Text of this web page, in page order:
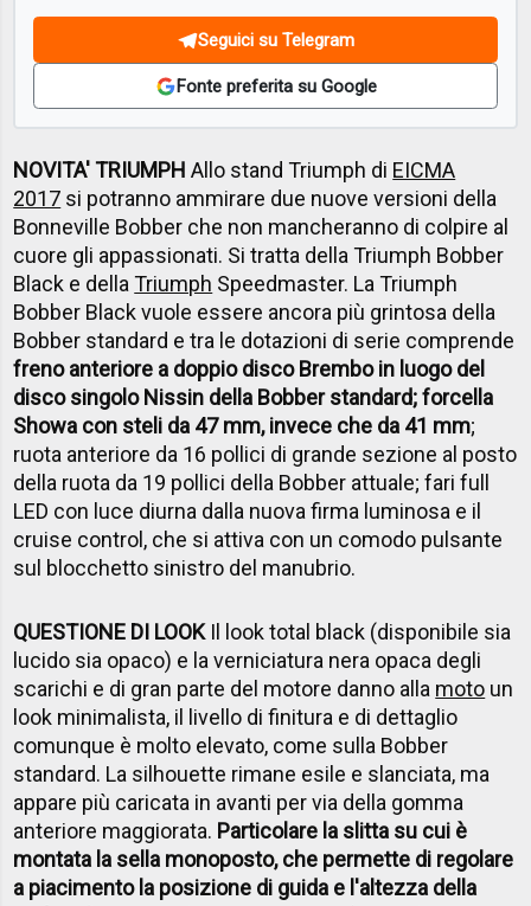
Seguici su Telegram
Fonte preferita su Google
NOVITA' TRIUMPH Allo stand Triumph di EICMA
2017 si potranno ammirare due nuove versioni della
Bonneville Bobber che non mancheranno di colpire al
cuore gli appassionati. Si tratta della Triumph Bobber
Black e dellaTriumph Speedmaster. La Triumph
Bobber Black vuole essere ancora più grintosa della
Bobber standard e tra le dotazioni di serie comprende
freno anteriore a doppio disco Brembo in luogo del
disco singolo Nissin della Bobber standard; forcella
Showa con steli da 47 mm, invece che da 41 mm;
ruota anteriore da 16 pollici di grande sezione al posto
della ruota da 19 pollici della Bobber attuale; fari full
LED con luce diurna dalla nuova firma luminosa e il
cruise control, che si attiva con un comodo pulsante
sul blocchetto sinistro del manubrio.
QUESTIONE DI LOOKIl look total black (disponibile sia
lucido sia opaco) e la verniciatura nera opaca degli
scarichi e di gran parte del motore danno alla moto un
look minimalista, il livello di finitura e di dettaglio
comunque è molto elevato, come sulla Bobber
standard. La silhouette rimane esile e slanciata, ma
appare più caricata in avanti per via della gomma
anteriore maggiorata. Particolare la slitta su cui è
montata la sella monoposto, che permette di regolare
a piacimento la posizione di guida e l'altezza della